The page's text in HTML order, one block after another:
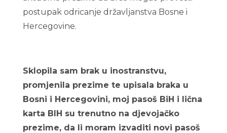
postupak odricanje državljanstva Bosne i
Hercegovine.
Sklopila sam brak u inostranstvu,
promjenila prezime te upisala braka u
Bosni i Hercegovini, moj pasoš BiH i lična
karta BIH su trenutno na djevojačko
prezime, da li moram izvaditi novi pasoš